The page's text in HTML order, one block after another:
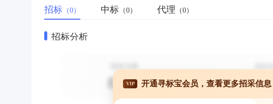
招标 （0） 中标 （0） 代理 （0）
招标分析
VIP 开通寻标宝会员，查看更多招采信息